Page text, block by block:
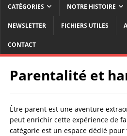
CATÉGORIES NOTRE HISTOIRE
NEWSLETTER FICHIERS UTILES
CONTACT
Parentalité et
Être parent est une aventure
peut enrichir cette expérience de
catégorie est un espace dédié pour